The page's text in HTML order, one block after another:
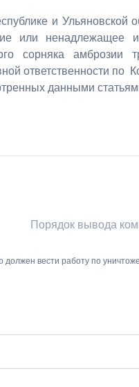
и Ульяновской
или ненадлежащее
сорняка амброзии
ответственности по
данными
Порядок вывода
вести работу по